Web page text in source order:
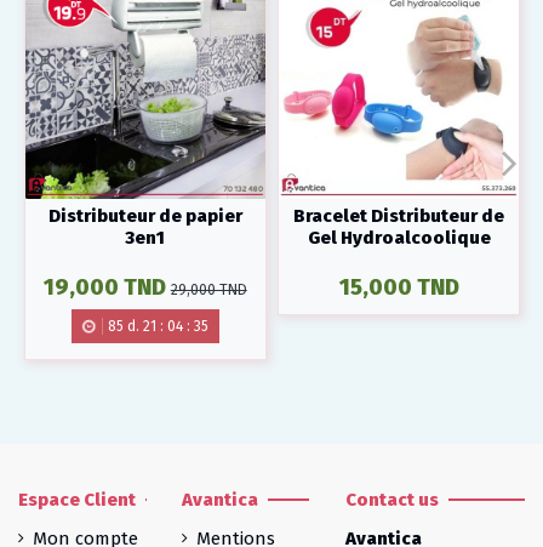
Distributeur de papier
3en1
19,000 TND 29,000 TND
85 d. 21 : 04 : 34
Bracelet Distributeur de
Gel Hydroalcoolique
15,000 TND
Espace Client
Mon compte
Avantica
Mentions
Contact us
Avantica